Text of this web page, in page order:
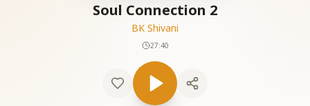
Soul Connection 2
BK Shivani
27:40